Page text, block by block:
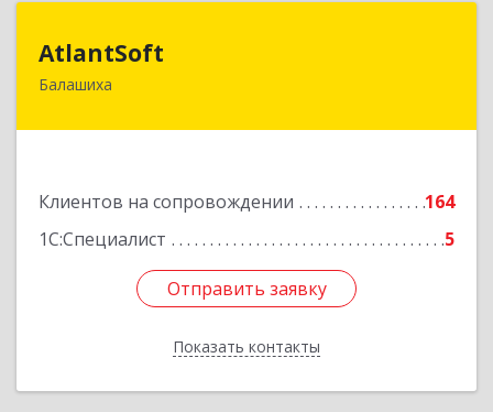
AtlantSoft
Балашиха
Клиентов на сопровождении
164
1С:Специалист
5
Отправить заявку
Показать контакты
143900, Московская обл, Балашиха г, Звездная
Отправить заявку
Назад